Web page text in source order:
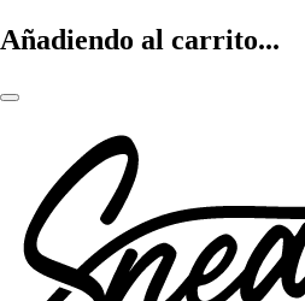
Añadiendo al carrito...